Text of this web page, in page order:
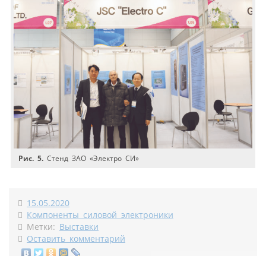
Рис. 5. Стенд ЗАО «Электро СИ»
15.05.2020
Компоненты силовой электроники
Метки: Выставки
Оставить комментарий